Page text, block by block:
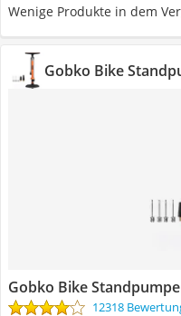
Wenige Produkte in dem
Gobko Bike
Gobko Bike Standpumpe
12318